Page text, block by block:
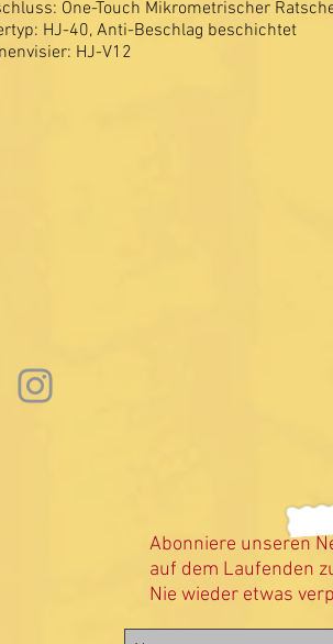
One-Touch Mikrometrischer
HJ-40, Anti-Beschlag beschichtet
HJ-V12
Abonniere unseren
auf dem Laufenden
Nie wieder etwas